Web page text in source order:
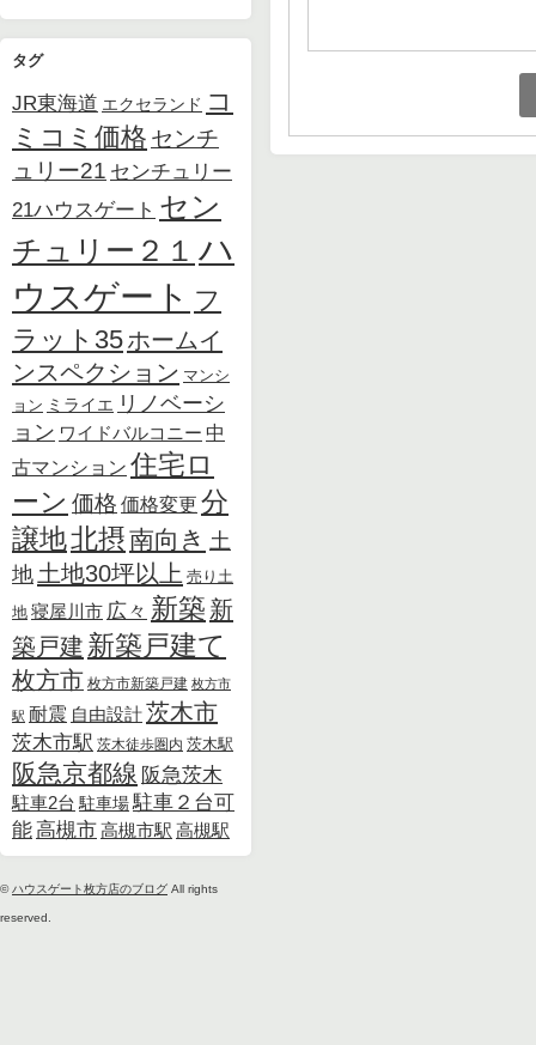
タグ
JR東海道 エクセランド コ
ミコミ価格 センチ
ュリー21 センチュリー
21ハウスゲート セン
チュリー２１ ハ
ウスゲート フ
ラット35ホームイ
ンスペクション マンシ
ョン ミライエ リノベーシ
ョン ワイドバルコニー 中
古マンション 住宅ロ
ーン 価格 価格変更 分
譲地北摂南向き 土
地 土地30坪以上 売り土
地 寝屋川市 広々 新築 新
築戸建 新築戸建て
枚方市 枚方市新築戸建 枚方市
駅 耐震 自由設計茨木市
茨木市駅 茨木徒歩圏内 茨木駅
阪急京都線 阪急茨木
駐車2台 駐車場駐車２台可
能高槻市高槻市駅 高槻駅
©ハウスゲート枚方店のブログ All rights
reserved.